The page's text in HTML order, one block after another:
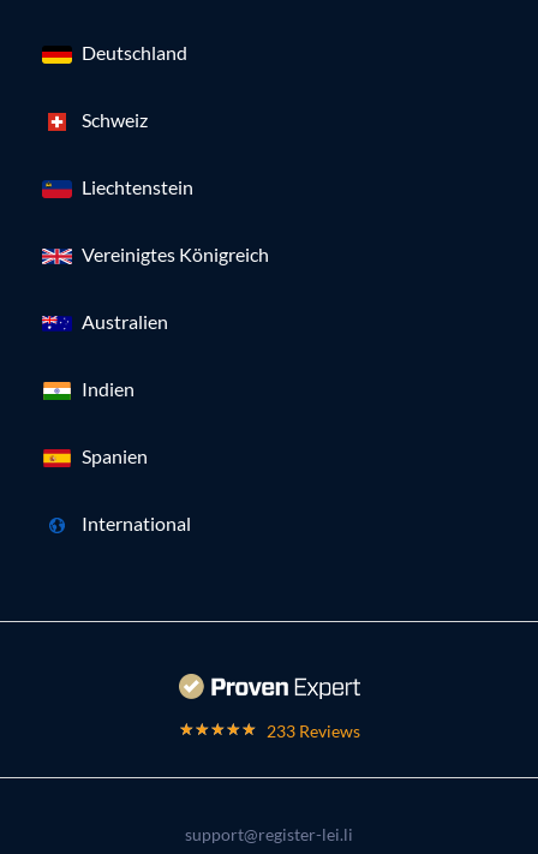
Deutschland
Schweiz
Liechtenstein
Vereinigtes Königreich
Australien
Indien
Spanien
International
233 Reviews
support@register-lei.li